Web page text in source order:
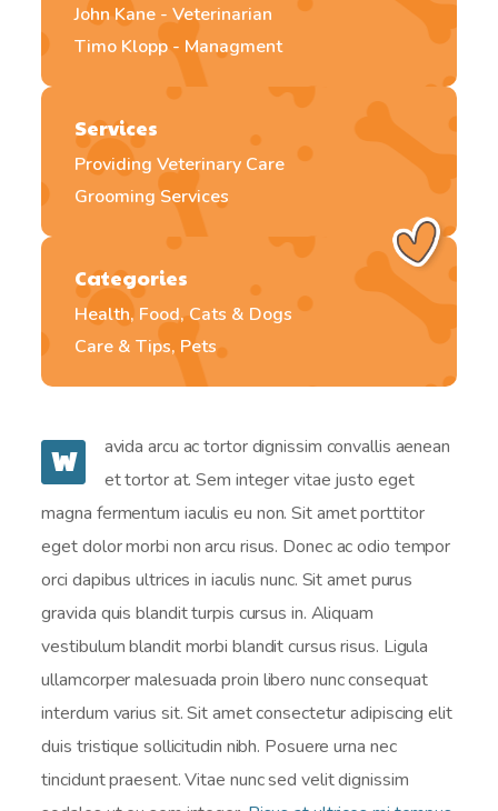
John Kane - Veterinarian
Timo Klopp - Managment
Services
Providing Veterinary Care
Grooming Services
Categories
Health, Food, Cats & Dogs
Care & Tips, Pets
W
avida arcu ac tortor dignissim convallis aenean
et tortor at. Sem integer vitae justo eget
magna fermentum iaculis eu non. Sit amet porttitor
eget dolor morbi non arcu risus. Donec ac odio tempor
orci dapibus ultrices in iaculis nunc. Sit amet purus
gravida quis blandit turpis cursus in. Aliquam
vestibulum blandit morbi blandit cursus risus. Ligula
ullamcorper malesuada proin libero nunc consequat
interdum varius sit. Sit amet consectetur adipiscing elit
duis tristique sollicitudin nibh. Posuere urna nec
tincidunt praesent. Vitae nunc sed velit dignissim